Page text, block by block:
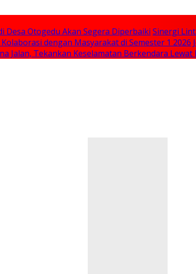
Desa Otogedu Akan Segera Diperbaiki Sinergi
dengan Masyarakat di Semester 1 2026
Jalan, Tekankan Keselamatan Berkendara